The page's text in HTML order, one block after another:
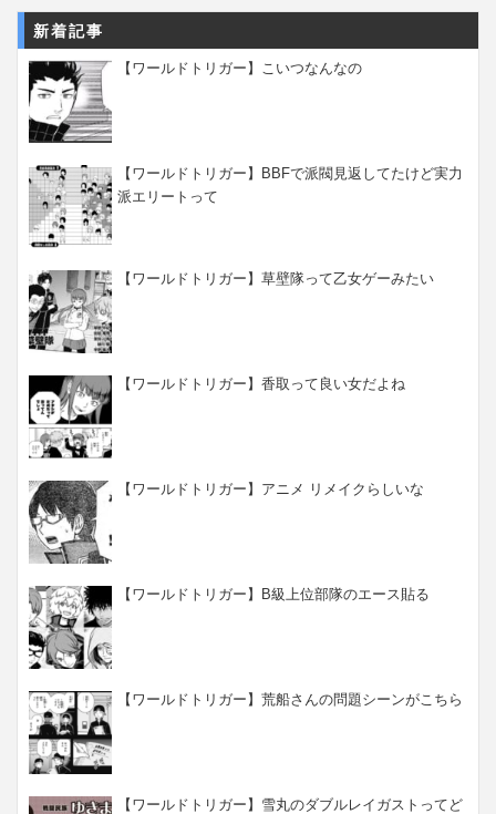
新着記事
【ワールドトリガー】こいつなんなの
【ワールドトリガー】BBFで派閥見返してたけど実力
派エリートって
【ワールドトリガー】草壁隊って乙女ゲーみたい
【ワールドトリガー】香取って良い女だよね
【ワールドトリガー】アニメ リメイクらしいな
【ワールドトリガー】B級上位部隊のエース貼る
【ワールドトリガー】荒船さんの問題シーンがこちら
【ワールドトリガー】雪丸のダブルレイガストってど